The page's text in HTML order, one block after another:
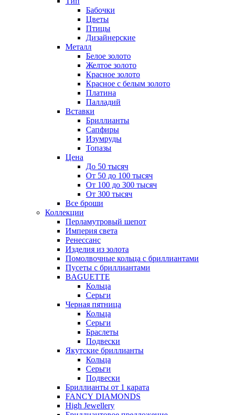
Бабочки
Цветы
Птицы
Дизайнерские
Металл
Белое золото
Желтое золото
Красное золото
Красное с белым золото
Платина
Палладий
Вставки
Бриллианты
Сапфиры
Изумруды
Топазы
Цена
До 50 тысяч
От 50 до 100 тысяч
От 100 до 300 тысяч
От 300 тысяч
Все броши
Коллекции
Перламутровый шепот
Империя света
Ренессанс
Изделия из золота
Помолвочные кольца с бриллиантами
Пусеты с бриллиантами
BAGUETTE
Кольца
Серьги
Черная пятница
Кольца
Серьги
Браслеты
Подвески
Якутские бриллианты
Кольца
Серьги
Подвески
Бриллианты от 1 карата
FANCY DIAMONDS
High Jewellery